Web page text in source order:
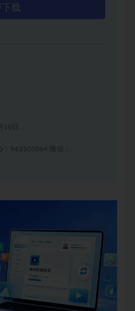
下载
10日
：943105864 微信：